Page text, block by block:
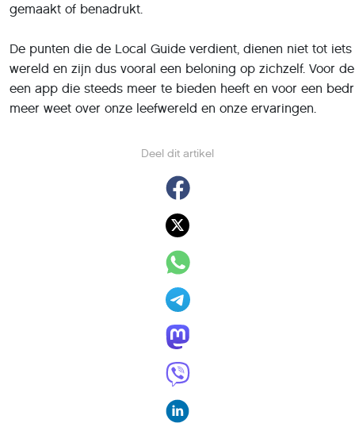
Hoe gebruik (of verwijder) je
Windows Nieuws en